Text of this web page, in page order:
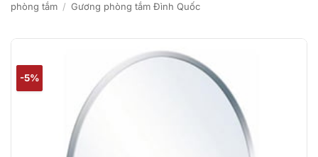
phòng tắm / Gương phòng tắm Đình Quốc
-5%